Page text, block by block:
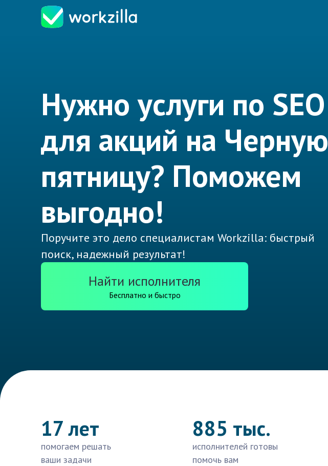
Нужно услуги по SEO
для акций на Черную
пятницу? Поможем
выгодно!
Поручите это дело специалистам Workzilla: быстрый
поиск, надежный результат!
Найти исполнителя
Бесплатно и быстро
17 лет
помогаем решать
ваши задачи
885 тыс.
исполнителей готовы
помочь вам